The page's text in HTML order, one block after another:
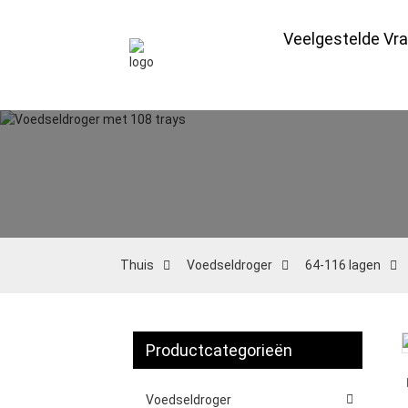
Veelgestelde
Thuis Voedseldroger 64-116 lagen
Productcategorieën
Voedseldroger
Loading...
Loading...